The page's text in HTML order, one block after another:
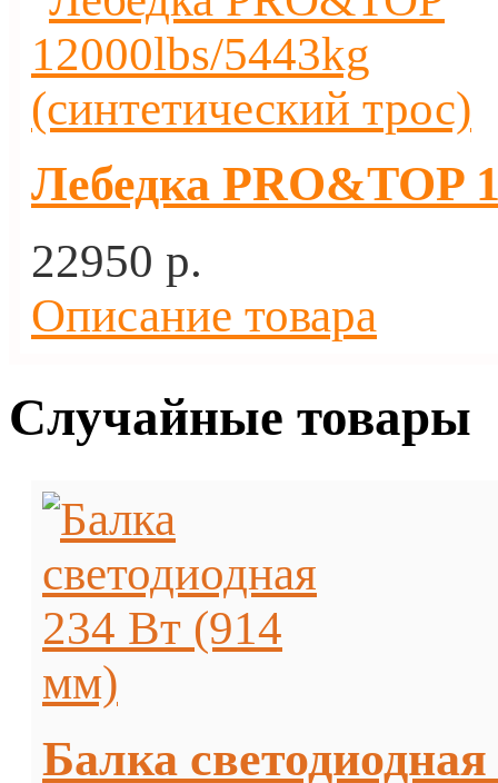
Лебедка PRO&TOP
22950 p.
Описание товара
Случайные товары
Балка